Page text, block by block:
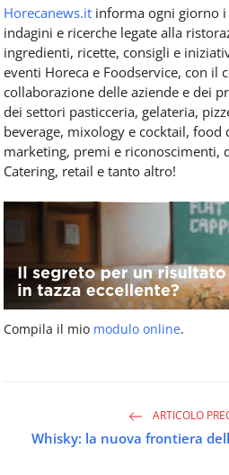
Horecanews.it informa ogni giorno
indagini e ricerche legate alla
ingredienti, ricette, consigli e
eventi Horeca e Foodservice, con il
collaborazione delle aziende e dei
dei settori pasticceria, gelateria,
beverage, mixology e cocktail,
marketing, premi e riconoscimenti,
Catering, retail e tanto altro!
Compila il mio modulo online.
ARTICOLO
Whisky: la nuova frontiera